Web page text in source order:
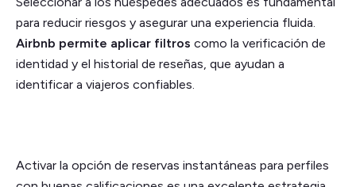
para reducir riesgos y asegurar una experiencia fluida.
Airbnb permite aplicar filtros como la verificación de
identidad y el historial de reseñas, que ayudan a
identificar a viajeros confiables.
Activar la opción de reservas instantáneas para perfiles